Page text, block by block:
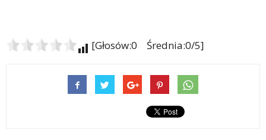
[Głosów:0 Średnia:0/5]